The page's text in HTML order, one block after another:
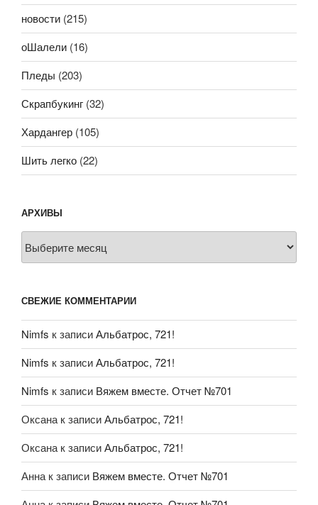
новости (215)
оШалели (16)
Пледы (203)
Скрапбукинг (32)
Хардангер (105)
Шить легко (22)
АРХИВЫ
СВЕЖИЕ КОММЕНТАРИИ
Nimfs к записиАльбатрос, 721!
Nimfs к записиАльбатрос, 721!
Nimfs к записи Вяжем вместе. Отчет №701
Оксанак записиАльбатрос, 721!
Оксанак записиАльбатрос, 721!
Аннак записи Вяжем вместе. Отчет №701